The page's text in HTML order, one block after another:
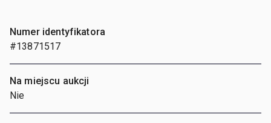
Numer identyfikatora
#13871517
Na miejscu aukcji
Nie